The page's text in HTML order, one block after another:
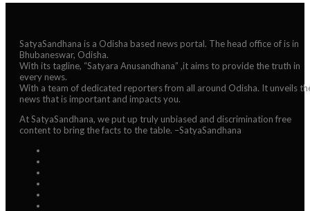
SatyaSandhana is a Odisha based news portal. The head office of is in
Bhubaneswar, Odisha.
With its tagline, “Satyara Anusandhana” ,it aims to provide the truth in
every news.
With a team of dedicated reporters from all around Odisha. It unveils
news that is important and impacts you.
At SatyaSandhana, we put up truly unbiased and discrimination free
content to bring the facts to the table. –SatyaSandhana